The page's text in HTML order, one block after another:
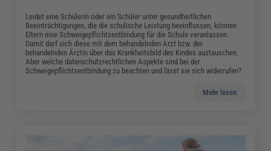
Leidet eine Schülerin oder ein Schüler unter gesundheitlichen
Beeinträchtigungen, die die schulische Leistung beeinflussen, können
Eltern eine Schweigepflichtsentbindung für die Schule veranlassen.
Damit darf sich diese mit dem behandelnden Arzt bzw. der
behandelnden Ärztin über das Krankheitsbild des Kindes austauschen.
Aber welche datenschutzrechtlichen Aspekte sind bei der
Schweigepflichtsentbindung zu beachten und lässt sie sich widerrufen?
Mehr lesen